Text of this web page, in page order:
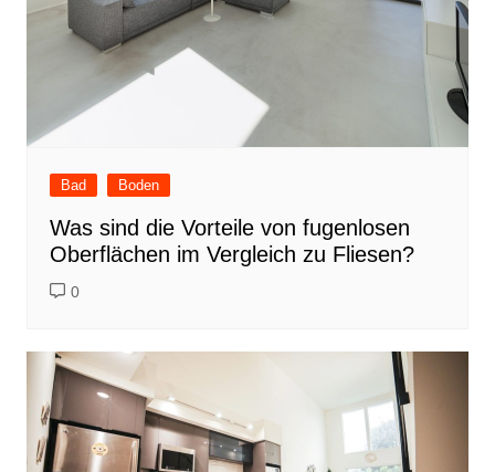
Bad Boden
Was sind die Vorteile von fugenlosen
Oberflächen im Vergleich zu Fliesen?
0